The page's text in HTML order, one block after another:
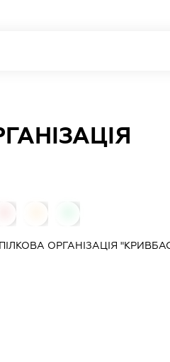
ОРГАНІЗАЦІЯ "КРИВБАС